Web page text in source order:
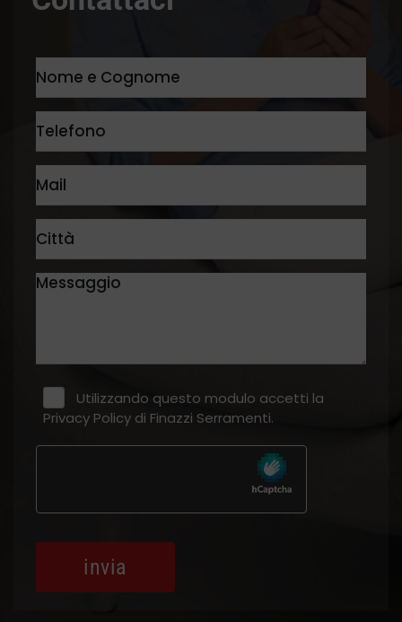
Utilizzando questo modulo accetti la
Privacy Policydi Finazzi Serramenti.